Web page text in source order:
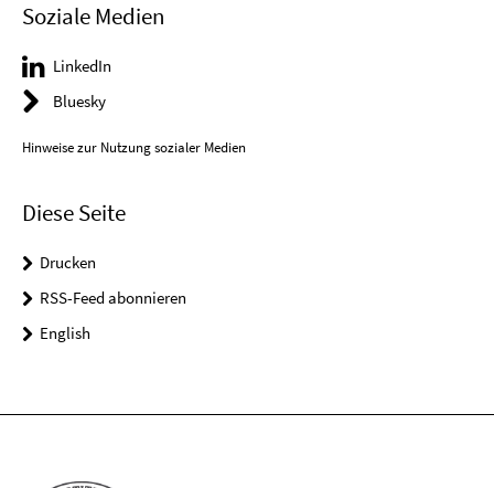
Soziale Medien
LinkedIn
Bluesky
Hinweise zur Nutzung sozialer Medien
Diese Seite
Drucken
RSS-Feed abonnieren
English